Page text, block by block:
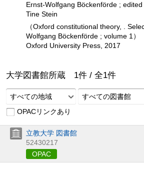
Ernst-Wolfgang Böckenförde ;
Tine Stein
（Oxford constitutional theory, .
Wolfgang Böckenförde ; volume 1）
Oxford University Press, 2017
大学図書館所蔵 1件 / 全1件
すべての地域
すべての図書館
OPACリンクあり
立教大学 図書館
52430217
OPAC